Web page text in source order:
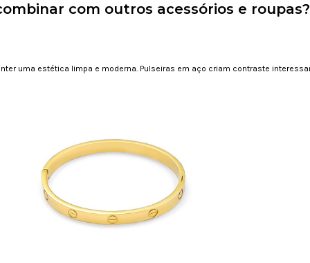
com outros acessórios e roupas?
uma estética limpa e moderna. Pulseiras em aço criam contraste